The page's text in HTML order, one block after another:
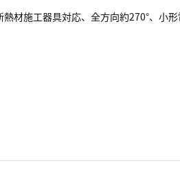
材施工器具対応、全方向約270°、小